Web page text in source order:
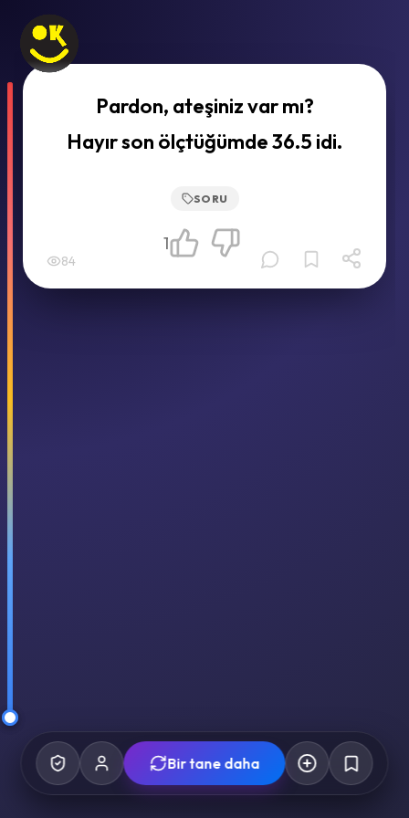
Pardon, ateşiniz var mı?
Hayır son ölçtüğümde 36.5 idi.
SORU
84
1
Bir tane daha